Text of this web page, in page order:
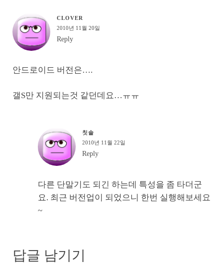
CLOVER
2010년 11월 20일
Reply
안드로이드 버전은….
갤S만 지원되는것 같던데요…ㅠㅠ
칫솔
2010년 11월 22일
Reply
다른 단말기도 되긴 하는데 특성을 좀 타더군
요. 최근 버전업이 되었으니 한번 실행해보세요
~
답글 남기기